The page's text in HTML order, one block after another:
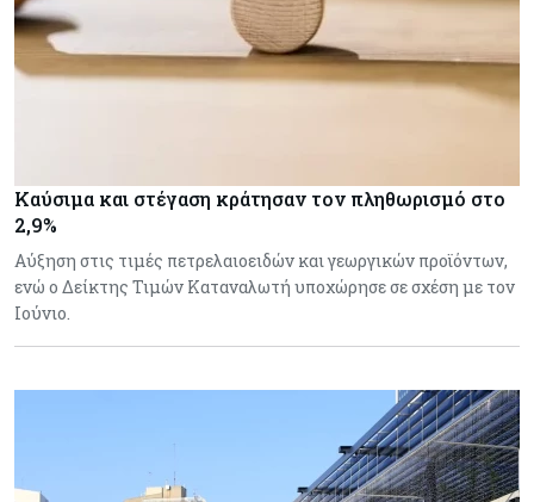
Καύσιμα και στέγαση κράτησαν τον πληθωρισμό στο
2,9%
Αύξηση στις τιμές πετρελαιοειδών και γεωργικών προϊόντων,
ενώ ο Δείκτης Τιμών Καταναλωτή υποχώρησε σε σχέση με τον
Ιούνιο.